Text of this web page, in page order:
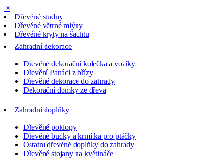
×
Dřevěné studny
Dřevěné větrné mlýny
Dřevěné kryty na šachtu
Zahradní dekorace
Dřevěné dekorační kolečka a vozíky
Dřevění Panáci z břízy
Dřevěné dekorace do zahrady
Dekorační domky ze dřeva
Zahradní doplňky
Dřevěné poklopy
Dřevěné budky a krmítka pro ptáčky
Ostatní dřevěné doplňky do zahrady
Dřevěné stojany na květináče